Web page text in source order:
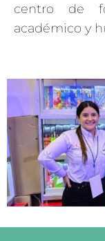
centro de
académico y